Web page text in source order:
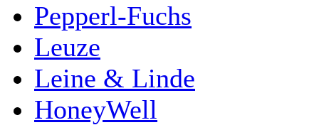
Pepperl-Fuchs
Leuze
Leine & Linde
HoneyWell